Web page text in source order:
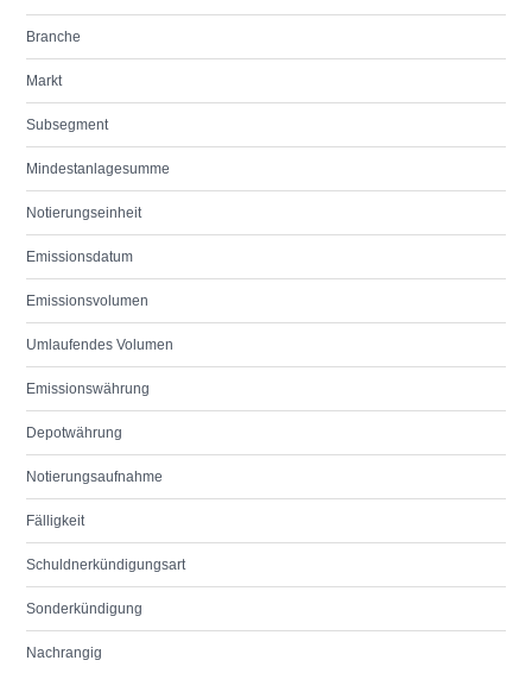
Branche
Markt
Subsegment
Mindestanlagesumme
Notierungseinheit
Emissionsdatum
Emissionsvolumen
Umlaufendes Volumen
Emissionswährung
Depotwährung
Notierungsaufnahme
Fälligkeit
Schuldnerkündigungsart
Sonderkündigung
Nachrangig